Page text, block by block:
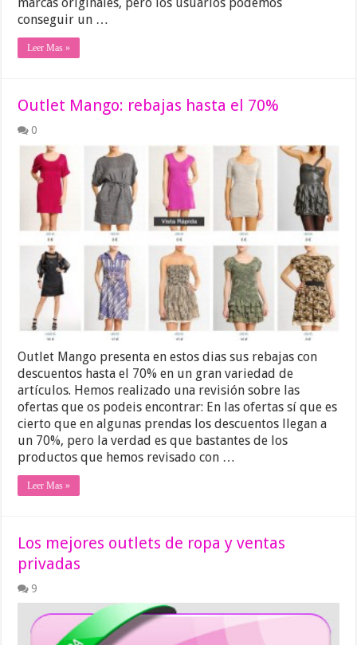
conseguir un …
Leer Mas »
Outlet Mango: rebajas hasta el 70%
0
Outlet Mango presenta en estos dias sus rebajas con
descuentos hasta el 70% en un gran variedad de
artículos. Hemos realizado una revisión sobre las
ofertas que os podeis encontrar: En las ofertas sí que es
cierto que en algunas prendas los descuentos llegan a
un 70%, pero la verdad es que bastantes de los
productos que hemos revisado con …
Leer Mas »
Los mejores outlets de ropa y ventas
privadas
9